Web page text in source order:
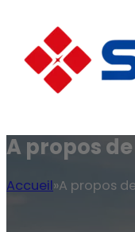
A propos de
Accueil A propos